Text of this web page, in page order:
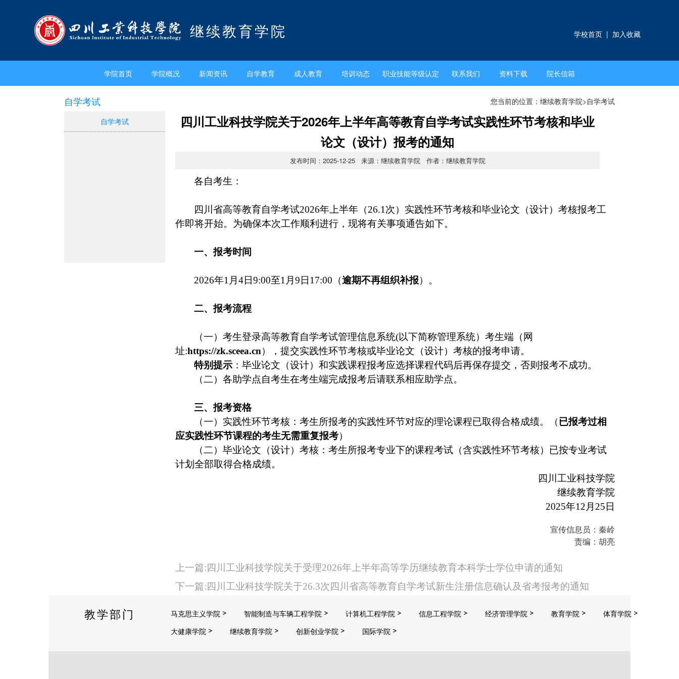
继续教育学院 学校首页 | 加入收藏
学院首页 学院概况 新闻资讯 自学教育 成人教育 培训动态 职业技能等级认定 联系我们 资料下载 院长信箱
自学考试
自学考试
您当前的位置： 继续教育学院>自学考试
四川工业科技学院关于2026年上半年高等教育自学考试实践性环节考核和毕业
论文（设计）报考的通知
发布时间：2025-12-25 来源：继续教育学院 作者：继续教育学院
各自考生：
四川省高等教育自学考试2026年上半年（26.1次）实践性环节考核和毕业论文（设计）考核报考工
作即将开始。为确保本次工作顺利进行，现将有关事项通告如下。
一、报考时间
2026年1月4日9:00至1月9日17:00（逾期不再组织补报）。
二、报考流程
（一）考生登录高等教育自学考试管理信息系统(以下简称管理系统）考生端（网
址:https://zk.sceea.cn），提交实践性环节考核或毕业论文（设计）考核的报考申请。
特别提示 ：毕业论文（设计）和实践课程报考应选择课程代码后再保存提交，否则报考不成功。
（二）各助学点自考生在考生端完成报考后请联系相应助学点。
三、报考资格
（一）实践性环节考核：考生所报考的实践性环节对应的理论课程已取得合格成绩。（已报考过相
应实践性环节课程的考生无需重复报考）
（二）毕业论文（设计）考核：考生所报考专业下的课程考试（含实践性环节考核）已按专业考试
计划全部取得合格成绩。
四川工业科技学院
继续教育学院
2025年12月25日
宣传信息员： 秦岭
责编： 胡亮
上一篇:四川工业科技学院关于受理2026年上半年高等学历继续教育本科学士学位申请的通知
下一篇:四川工业科技学院关于26.3次四川省高等教育自学考试新生注册信息确认及省考报考的通知
教学部门 马克思主义学院 智能制造与车辆工程学院 计算机工程学院 信息工程学院 经济管理学院 教育学院
体育学院
大健康学院
继续教育学院 创新创业学院 国际学院